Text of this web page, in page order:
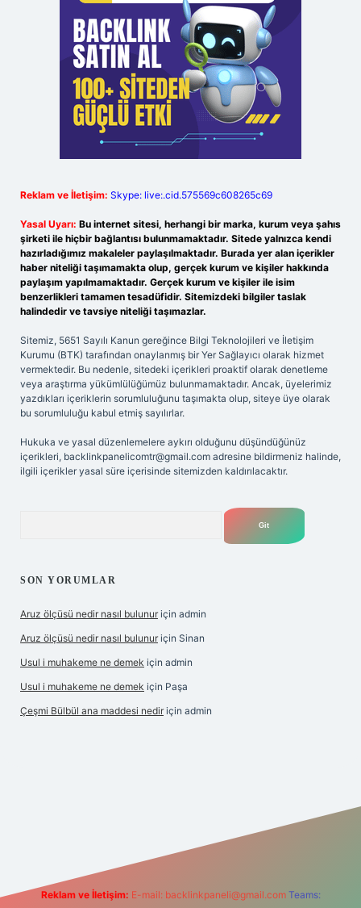
Reklam ve İletişim: Skype: live:.cid.575569c608265c69
Yasal Uyarı: Bu internet sitesi, herhangi bir marka, kurum veya şahıs
şirketi ile hiçbir bağlantısı bulunmamaktadır. Sitede yalnızca kendi
hazırladığımız makaleler paylaşılmaktadır. Burada yer alan içerikler
haber niteliği taşımamakta olup, gerçek kurum ve kişiler hakkında
paylaşım yapılmamaktadır. Gerçek kurum ve kişiler ile isim
benzerlikleri tamamen tesadüfidir. Sitemizdeki bilgiler taslak
halindedir ve tavsiye niteliği taşımazlar.
Sitemiz, 5651 Sayılı Kanun gereğince Bilgi Teknolojileri ve İletişim
Kurumu (BTK) tarafından onaylanmış bir Yer Sağlayıcı olarak hizmet
vermektedir. Bu nedenle, sitedeki içerikleri proaktif olarak denetleme
veya araştırma yükümlülüğümüz bulunmamaktadır. Ancak, üyelerimiz
yazdıkları içeriklerin sorumluluğunu taşımakta olup, siteye üye olarak
bu sorumluluğu kabul etmiş sayılırlar.
Hukuka ve yasal düzenlemelere aykırı olduğunu düşündüğünüz
içerikleri, backlinkpanelicomtr@gmail.com adresine bildirmeniz halinde,
ilgili içerikler yasal süre içerisinde sitemizden kaldırılacaktır.
SON YORUMLAR
Aruz ölçüsü nedir nasıl bulunur için admin
Aruz ölçüsü nedir nasıl bulunur için Sinan
Usul i muhakeme ne demek için admin
Usul i muhakeme ne demek için Paşa
Çeşmi Bülbül ana maddesi nedir için admin
Reklam ve İletişim: E-mail: backlinkpaneli@gmail.com Teams: